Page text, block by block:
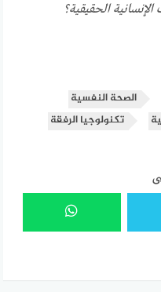
الحقيقية؟
الصحة النفسية
تكنولوجيا الرفقة